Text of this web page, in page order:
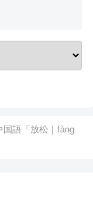
国語「放松｜fàng